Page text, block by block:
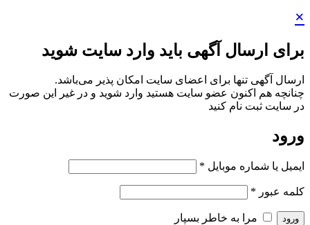
×
برای ارسال آگهی باید وارد سایت شوید
ارسال آگهی تنها برای اعضای سایت امکان پذیر می‌باشد.
چنانچه هم‌ اکنون عضو سایت هستید وارد شوید و در غیر این صورت
در سایت ثبت نام کنید
ورود
ایمیل یا شماره موبایل *
کلمه عبور *
ورود مرا به خاطر بسپار